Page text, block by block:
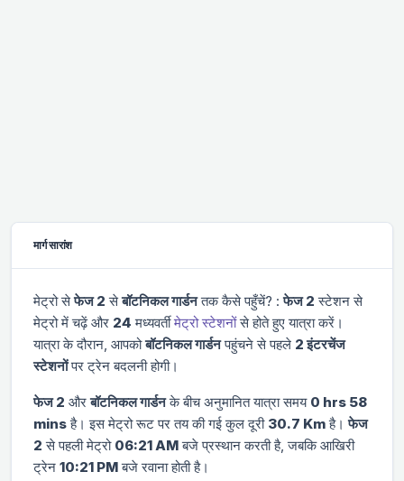
मार्ग सारांश
मेट्रो सेफेज 2 सेबॉटनिकल गार्डनतक कैसे पहुँचें? :फेज 2 स्टेशन से
मेट्रो में चढ़ें और 24 मध्यवर्तीमेट्रो स्टेशनोंसे होते हुए यात्रा करें।
यात्रा के दौरान, आपकोबॉटनिकल गार्डनपहुंचने से पहले 2 इंटरचेंज
स्टेशनोंपर ट्रेन बदलनी होगी।
फेज 2 औरबॉटनिकल गार्डनके बीच अनुमानित यात्रा समय 0 hrs 58
minsहै। इस मेट्रो रूट पर तय की गई कुल दूरी 30.7 Kmहै।फेज
2 से पहली मेट्रो 06:21 AMबजे प्रस्थान करती है, जबकि आखिरी
ट्रेन 10:21 PMबजे रवाना होती है।